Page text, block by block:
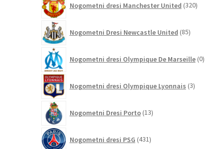
Nogometni dresi Manchester United 320izdelkov
Nogometni Dresi Newcastle United 85izdelkov
Nogometni dresi Olympique De Marseille 0
Nogometni dresi Olympique Lyonnais 3izdelki
Nogometni Dresi Porto 13izdelkov
Nogometni dresi PSG 431izdelkov